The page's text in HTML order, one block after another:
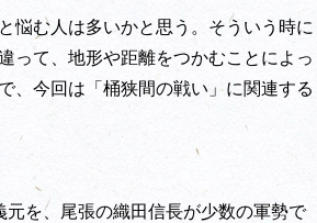
悩む人は多いかと思う。そういう時に
って、地形や距離をつかむことによっ
、今回は「桶狭間の戦い」に関連する
を、尾張の織田信長が少数の軍勢で